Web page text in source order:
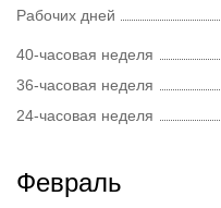
Рабочих дней
40-часовая неделя
36-часовая неделя
24-часовая неделя
Февраль